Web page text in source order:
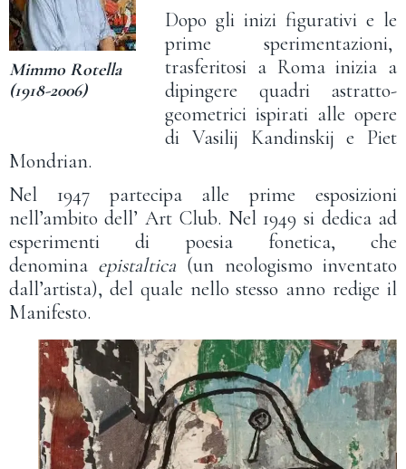
Mimmo Rotella
(1918-2006)
Dopo gli inizi figurativi e le
prime sperimentazioni,
trasferitosi a Roma inizia a
dipingere quadri astratto-
geometrici ispirati alle opere
di Vasilij Kandinskij e Piet
Mondrian.
Nel 1947 partecipa alle prime esposizioni
nell’ambito dell’ Art Club. Nel 1949 si dedica ad
esperimenti di poesia fonetica, che
denomina epistaltica (un neologismo inventato
dall’artista), del quale nello stesso anno redige il
Manifesto.